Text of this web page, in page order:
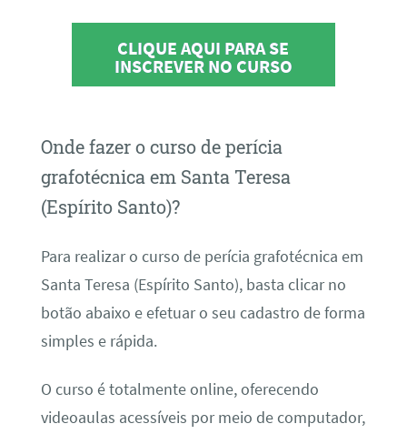
CLIQUE AQUI PARA SE
INSCREVER NO CURSO
Onde fazer o curso de perícia
grafotécnica em Santa Teresa
(Espírito Santo)?
Para realizar o curso de perícia grafotécnica em
Santa Teresa (Espírito Santo), basta clicar no
botão abaixo e efetuar o seu cadastro de forma
simples e rápida.
O curso é totalmente online, oferecendo
videoaulas acessíveis por meio de computador,